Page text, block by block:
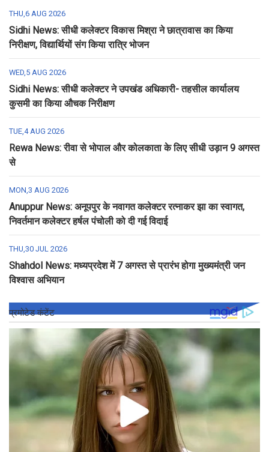
THU,6 AUG 2026
Sidhi News: सीधी कलेक्टर विकास मिश्रा ने छात्रावास का किया
निरीक्षण, विद्यार्थियों संग किया रात्रि भोजन
WED,5 AUG 2026
Sidhi News: सीधी कलेक्टर ने उपखंड अधिकारी- तहसील कार्यालय
कुसमी का किया औचक निरीक्षण
TUE,4 AUG 2026
Rewa News: रीवा से भोपाल और कोलकाता के लिए सीधी उड़ान 9 अगस्त
से
MON,3 AUG 2026
Anuppur News: अनूपपुर के नवागत कलेक्टर रत्नाकर झा का स्वागत,
निवर्तमान कलेक्टर हर्षल पंचोली को दी गई विदाई
THU,30 JUL 2026
Shahdol News: मध्यप्रदेश में 7 अगस्त से प्रारंभ होगा मुख्यमंत्री जन
विश्वास अभियान